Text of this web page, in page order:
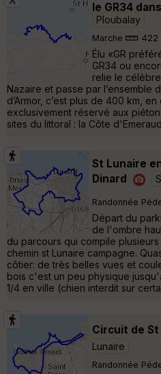
le GR34
Ploubalay
Marche
Élu «GR
GR34 ou
relie le
Nazaire et passe par l’ensemble
d’Armor, c’est plus de 400 km,
exclusivement réservé aux
sites du littoral : la Côte
St Lunaire
Dinard
Randonnée
Départ du
de l'ombre
du parcours qui compile plusieurs
chemin st Lunaire campagne.
côtier: de très belles vues et
bois c'est un peu physique
1/4 en ville (chien interdit sur
Circuit de St
Lunaire
Randonnée